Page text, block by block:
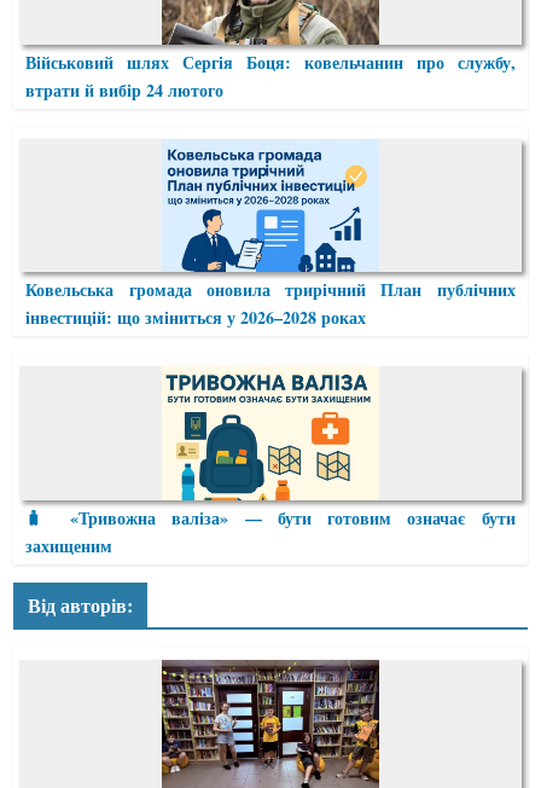
Військовий шлях Сергія Боця: ковельчанин про службу,
втрати й вибір 24 лютого
Ковельська громада оновила трирічний План публічних
інвестицій: що зміниться у 2026–2028 роках
🧳 «Тривожна валіза» — бути готовим означає бути
захищеним
Від авторів: